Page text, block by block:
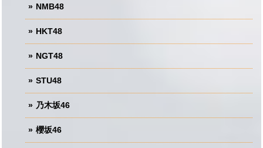
NMB48
HKT48
NGT48
STU48
乃木坂46
櫻坂46